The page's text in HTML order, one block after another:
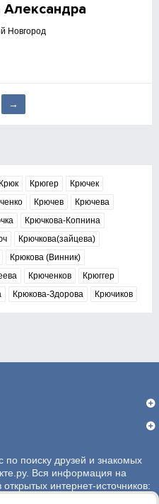
Новгород
→
Крюк Крюгер
Крючек
Крючев
Крючева
Крючкова-Копнина
Крючкова(зайцева)
Крюкова (Винник)
Крюченков
Крюггер
Крюкова-Здорова Крючиков
по поиску друзей и знакомых
Вся информация на
интернет-источников: